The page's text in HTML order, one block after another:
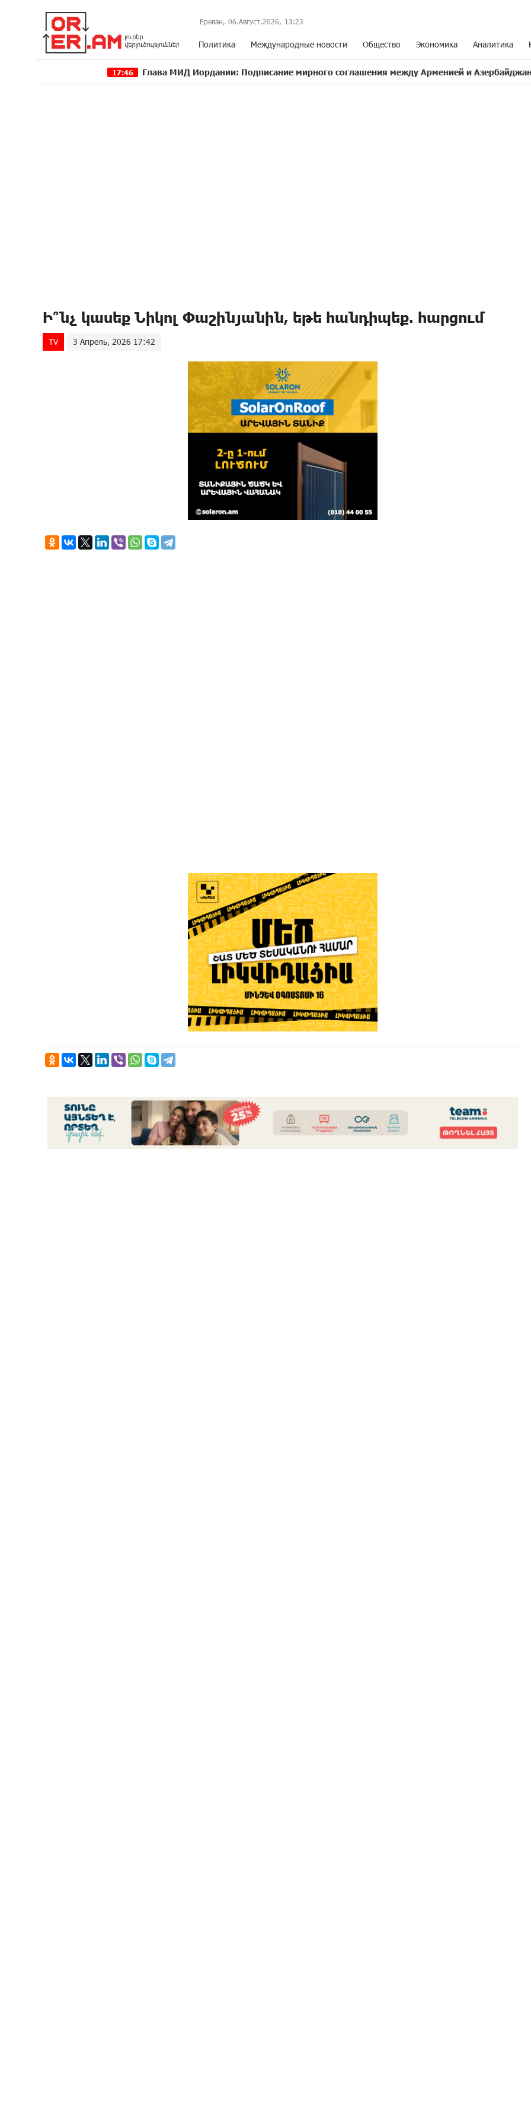
Ереван, 06.Август.2026, 13:23
Политика Международные новости Общество Экономика Аналитика
Глава МИД Иордании: Подписание мирного соглашения между Арменией и Азербайджаном
Ի՞նչ կասեք Նիկոլ Փաշինյանին, եթե հանդիպեք. հարցում
TV 3 Апрель, 2026 17:42